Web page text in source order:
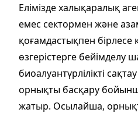
Елімізде халықаралық
емес сектормен және
қоғамдастықпен бірлесе
өзгерістерге бейімделу
биоалуантүрлілікті
орнықты басқару
жатыр. Осылайша,